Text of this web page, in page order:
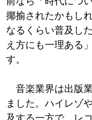
揶揄されたかもし
なるくらい普及し
え方にも一理ある
す。
音楽業界は出版
ました。ハイレゾ
及する一方で、レ